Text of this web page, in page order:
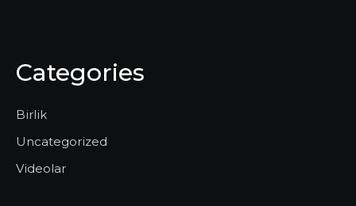
Categories
Birlik
Uncategorized
Videolar